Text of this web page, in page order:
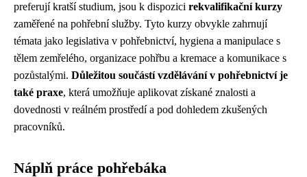
preferují kratší studium, jsou k dispozici rekvalifikační kurzy
zaměřené na pohřební služby. Tyto kurzy obvykle zahrnují
témata jako legislativa v pohřebnictví, hygiena a manipulace s
tělem zemřelého, organizace pohřbu a kremace a komunikace s
pozůstalými. Důležitou součástí vzdělávání v pohřebnictví je
také praxe, která umožňuje aplikovat získané znalosti a
dovednosti v reálném prostředí a pod dohledem zkušených
pracovníků.
Náplň práce pohřebáka